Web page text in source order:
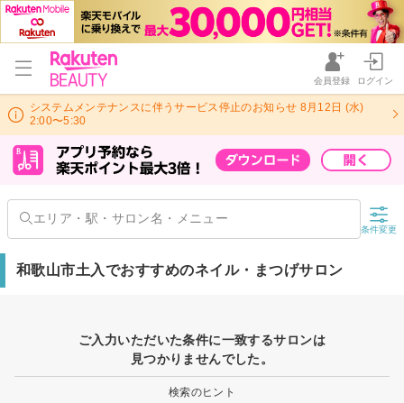
会員登録 ログイン
システムメンテナンスに伴うサービス停止のお知らせ 8月12日 (水)
2:00〜5:30
条件変更
和歌山市土入でおすすめのネイル・まつげサロン
ご入力いただいた条件に一致するサロンは
見つかりませんでした。
検索のヒント